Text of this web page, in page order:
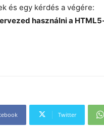
és egy kérdés a végére:
használni a
Twitter